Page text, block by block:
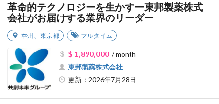
革命的テクノロジーを生かすー東邦製薬株式
会社がお届けする業界のリーダー
本州 東京都 フルタイム
$ 1,890,000/ month
東邦製薬株式会社
更新：2026年7月28日